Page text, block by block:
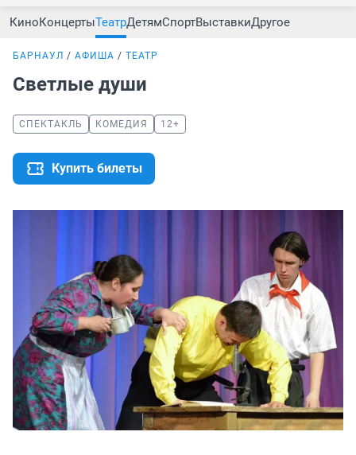
КиноКонцертыТеатрДетямСпортВыставкиДругое
БАРНАУЛ АФИША ТЕАТР
Светлые души
СПЕКТАКЛЬ КОМЕДИЯ 12+
Купить билеты